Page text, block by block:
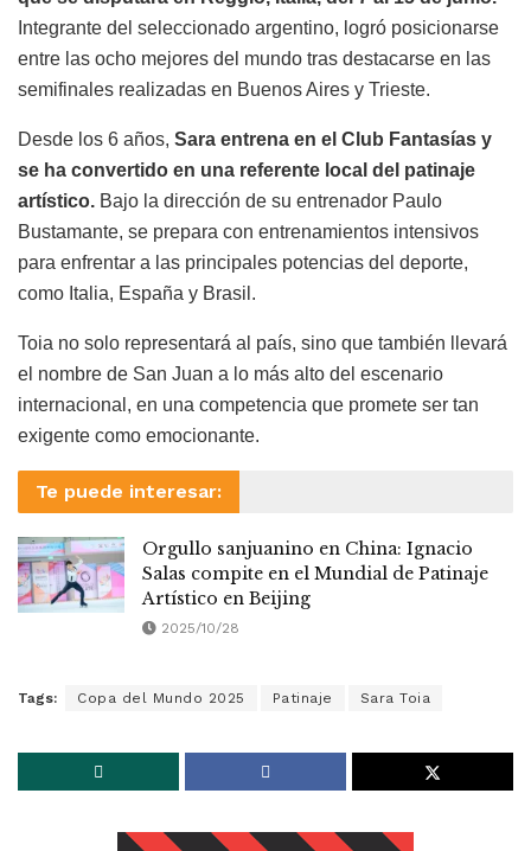
Integrante del seleccionado argentino, logró posicionarse
entre las ocho mejores del mundo tras destacarse en las
semifinales realizadas en Buenos Aires y Trieste.
Desde los 6 años, Sara entrena en el Club Fantasías y
se ha convertido en una referente local del patinaje
artístico. Bajo la dirección de su entrenador Paulo
Bustamante, se prepara con entrenamientos intensivos
para enfrentar a las principales potencias del deporte,
como Italia, España y Brasil.
Toia no solo representará al país, sino que también llevará
el nombre de San Juan a lo más alto del escenario
internacional, en una competencia que promete ser tan
exigente como emocionante.
Te puede interesar:
Orgullo sanjuanino en China: Ignacio
Salas compite en el Mundial de Patinaje
Artístico en Beijing
2025/10/28
Tags: Copa del Mundo 2025 Patinaje Sara Toia